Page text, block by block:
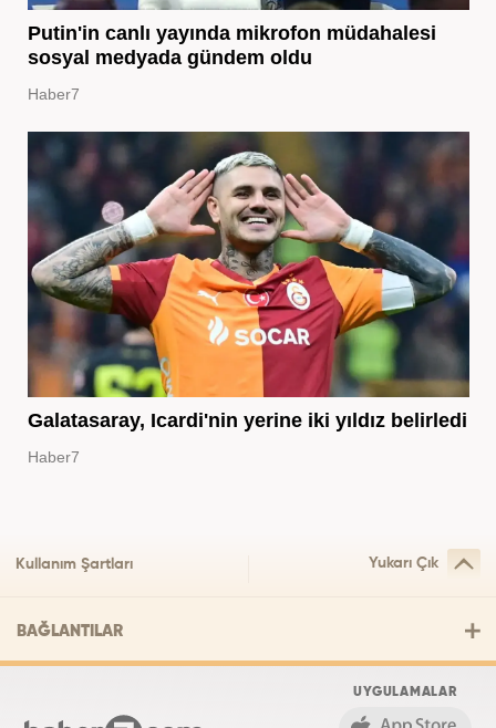
Putin'in canlı yayında mikrofon müdahalesi
sosyal medyada gündem oldu
Haber7
Galatasaray, Icardi'nin yerine iki yıldız belirledi
Haber7
Kullanım Şartları Yukarı Çık
BAĞLANTILAR
UYGULAMALAR